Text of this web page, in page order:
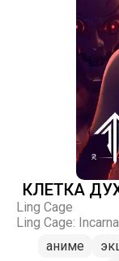
КЛЕТКА
Ling Cage
Ling Cage:
аниме